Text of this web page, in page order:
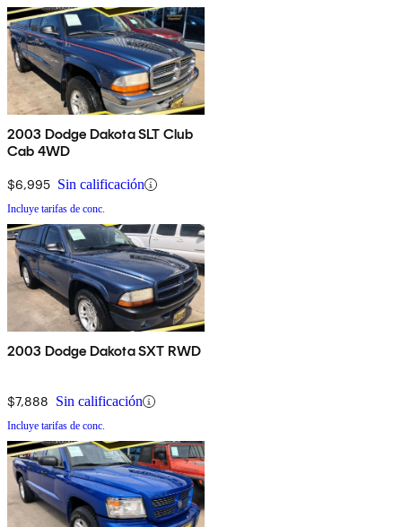
2003 Dodge Dakota SLT Club
Cab 4WD
$6,995 Sin calificación
Incluye tarifas de conc.
2003 Dodge Dakota SXT RWD
$7,888 Sin calificación
Incluye tarifas de conc.